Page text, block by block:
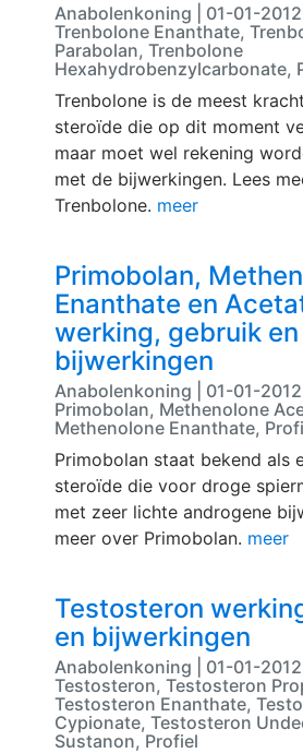
Anabolenkoning | 01-01-
Trenbolone Enanthate,
Parabolan, Trenbolone
Hexahydrobenzylcarbonate,
Trenbolone is de meest
steroïde die op dit moment
maar moet wel rekening
met de bijwerkingen. Lees
Trenbolone. meer
Primobolan,
Enanthate en
werking, gebruik en
bijwerkingen
Anabolenkoning | 01-01-
Primobolan, Methenolone
Methenolone Enanthate,
Primobolan staat bekend als
steroïde die voor droge
met zeer lichte androgene
meer over Primobolan. meer
Testosteron
en bijwerkingen
Anabolenkoning | 01-01-
Testosteron, Testosteron
Testosteron Enanthate,
Cypionate, Testosteron
Sustanon, Profiel